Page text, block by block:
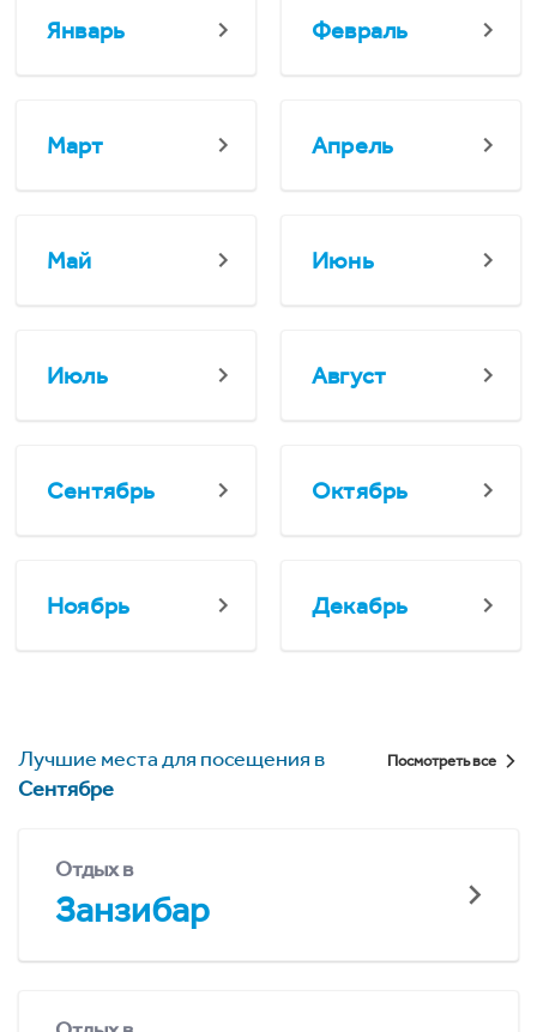
Январь Февраль
Март Апрель
Май Июнь
Июль Август
Сентябрь Октябрь
Ноябрь Декабрь
Лучшие места для посещения в
Сентябре
Посмотреть все
Отдых в
Занзибар